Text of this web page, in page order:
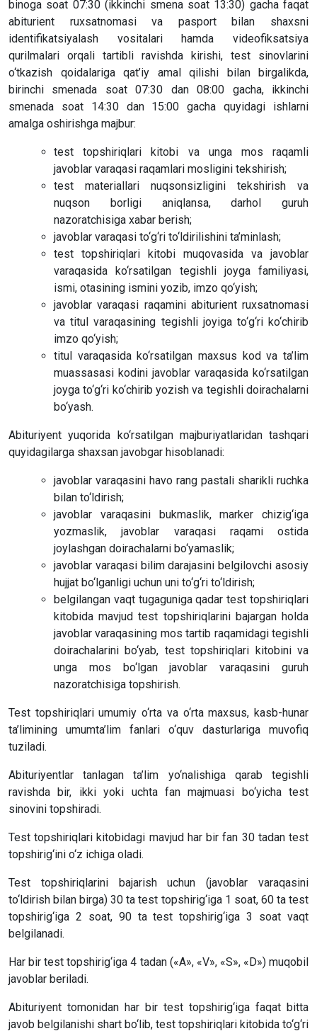
binoga soat 07:30 (ikkinchi smena soat 13:30) gacha faqat
abiturient ruxsatnomasi va pasport bilan shaxsni
identifikatsiyalash vositalari hamda videofiksatsiya
qurilmalari orqali tartibli ravishda kirishi, test sinovlarini
o‘tkazish qoidalariga qat’iy amal qilishi bilan birgalikda,
birinchi smenada soat 07:30 dan 08:00 gacha, ikkinchi
smenada soat 14:30 dan 15:00 gacha quyidagi ishlarni
amalga oshirishga majbur:
test topshiriqlari kitobi va unga mos raqamli
javoblar varaqasi raqamlari mosligini tekshirish;
test materiallari nuqsonsizligini tekshirish va
nuqson borligi aniqlansa, darhol guruh
nazoratchisiga xabar berish;
javoblar varaqasi to‘g‘ri to‘ldirilishini ta’minlash;
test topshiriqlari kitobi muqovasida va javoblar
varaqasida ko‘rsatilgan tegishli joyga familiyasi,
ismi, otasining ismini yozib, imzo qo‘yish;
javoblar varaqasi raqamini abiturient ruxsatnomasi
va titul varaqasining tegishli joyiga to‘g‘ri ko‘chirib
imzo qo‘yish;
titul varaqasida ko‘rsatilgan maxsus kod va ta’lim
muassasasi kodini javoblar varaqasida ko‘rsatilgan
joyga to‘g‘ri ko‘chirib yozish va tegishli doirachalarni
bo‘yash.
Abituriyent yuqorida ko‘rsatilgan majburiyatlaridan tashqari
quyidagilarga shaxsan javobgar hisoblanadi:
javoblar varaqasini havo rang pastali sharikli ruchka
bilan to‘ldirish;
javoblar varaqasini bukmaslik, marker chizig‘iga
yozmaslik, javoblar varaqasi raqami ostida
joylashgan doirachalarni bo‘yamaslik;
javoblar varaqasi bilim darajasini belgilovchi asosiy
hujjat bo‘lganligi uchun uni to‘g‘ri to‘ldirish;
belgilangan vaqt tugaguniga qadar test topshiriqlari
kitobida mavjud test topshiriqlarini bajargan holda
javoblar varaqasining mos tartib raqamidagi tegishli
doirachalarini bo‘yab, test topshiriqlari kitobini va
unga mos bo‘lgan javoblar varaqasini guruh
nazoratchisiga topshirish.
Test topshiriqlari umumiy o‘rta va o‘rta maxsus, kasb-hunar
ta’limining umumta’lim fanlari o‘quv dasturlariga muvofiq
tuziladi.
Abituriyentlar tanlagan ta’lim yo‘nalishiga qarab tegishli
ravishda bir, ikki yoki uchta fan majmuasi bo‘yicha test
sinovini topshiradi.
Test topshiriqlari kitobidagi mavjud har bir fan 30 tadan test
topshirig‘ini o‘z ichiga oladi.
Test topshiriqlarini bajarish uchun (javoblar varaqasini
to‘ldirish bilan birga) 30 ta test topshirig‘iga 1 soat, 60 ta test
topshirig‘iga 2 soat, 90 ta test topshirig‘iga 3 soat vaqt
belgilanadi.
Har bir test topshirig‘iga 4 tadan («A», «V», «S», «D») muqobil
javoblar beriladi.
Abituriyent tomonidan har bir test topshirig‘iga faqat bitta
javob belgilanishi shart bo‘lib, test topshiriqlari kitobida to‘g‘ri